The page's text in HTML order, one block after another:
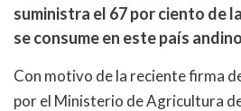
suministra el 67 por ciento de
se consume en este país
Con motivo de la reciente firma
por el Ministerio de Agricultura